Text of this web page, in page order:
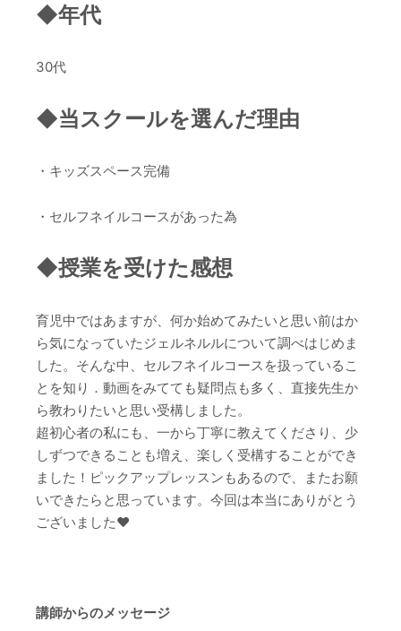
◆年代
30代
◆当スクールを選んだ理由
・キッズスペース完備
・セルフネイルコースがあった為
◆授業を受けた感想
育児中ではあますが、何か始めてみたいと思い前はか
ら気になっていたジェルネルルについて調べはじめま
した。そんな中、セルフネイルコースを扱っているこ
とを知り．動画をみてても疑問点も多く、直接先生か
ら教わりたいと思い受構しました。
超初心者の私にも、一から丁寧に教えてくださり、少
しずつできることも増え、楽しく受構することができ
ました！ピックアップレッスンもあるので、またお願
いできたらと思っています。今回は本当にありがとう
ございました♥
講師からのメッセージ